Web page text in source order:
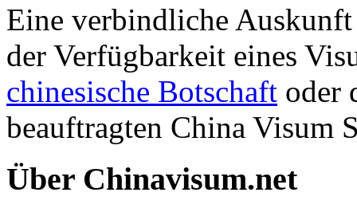
Eine verbindliche
der Verfügbarkeit eines
chinesische Botschaft oder
beauftragten China Visum
Über Chinavisum.net